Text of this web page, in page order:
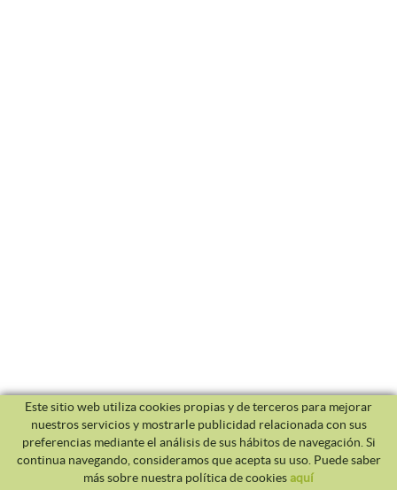
Este sitio web utiliza cookies propias y de terceros para mejorar
nuestros servicios y mostrarle publicidad relacionada con sus
preferencias mediante el análisis de sus hábitos de navegación. Si
continua navegando, consideramos que acepta su uso. Puede saber
más sobre nuestra política de cookiesaquí